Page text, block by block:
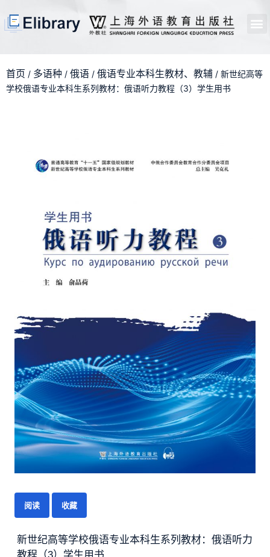
首页 / 多语种 / 俄语 / 俄语专业本科生教材、教辅 / 新世纪高等
学校俄语专业本科生系列教材：俄语听力教程（3）学生用书
阅读 收藏
新世纪高等学校俄语专业本科生系列教材：俄语听力